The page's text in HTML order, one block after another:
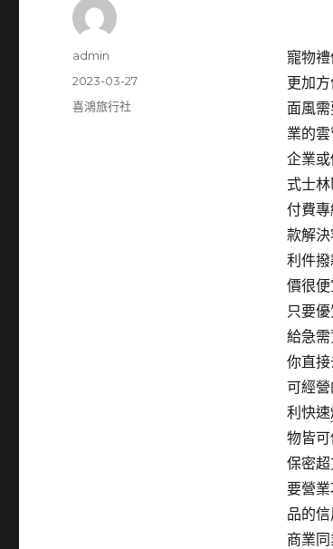
寵物
更加
面風
業的
企業
式士
付費
款解
利件
價很
只要
給急
你直
可經營
利快速
物皆
保密
要營
品的
商業
作
admin
發
佈
2023-03-27
分
喜鴻旅行社